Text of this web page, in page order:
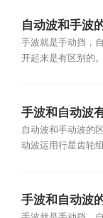
自动波和手波
手波就是手动挡，
开起来是有区别的
手波和自动波
自动波和手动波的
动波运用行星齿轮
手波和自动波